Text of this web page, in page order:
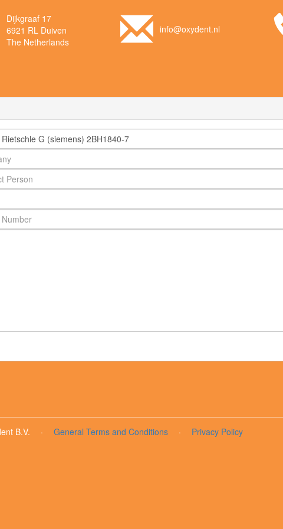
Dijkgraaf 17
6921 RL Duiven
The Netherlands
info@oxydent.nl
B.V.
· General Terms and Conditions · Privacy Policy